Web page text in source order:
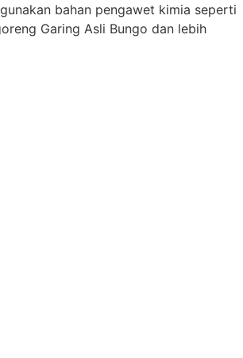
bahan pengawet kimia seperti
Garing Asli Bungo dan lebih